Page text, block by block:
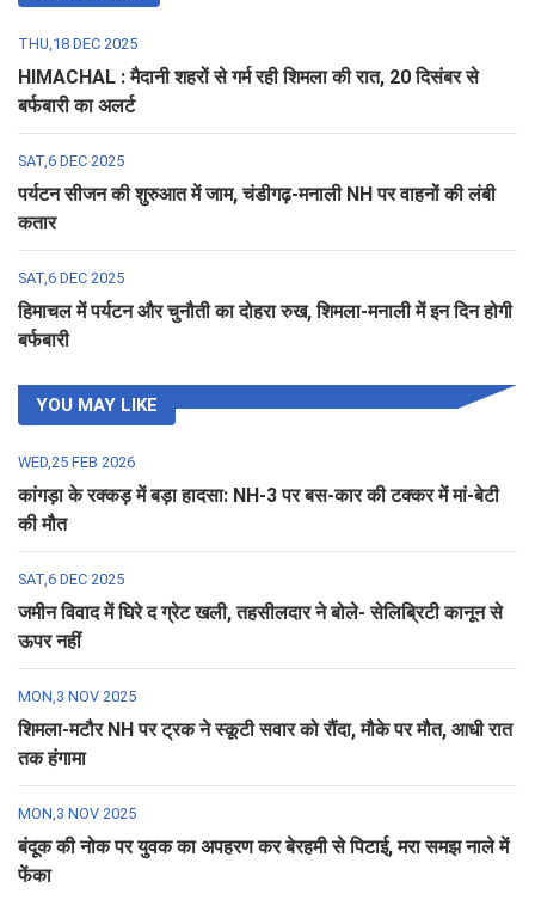
THU,18 DEC 2025
HIMACHAL : मैदानी शहरों से गर्म रही शिमला की रात, 20 दिसंबर से
बर्फबारी का अलर्ट
SAT,6 DEC 2025
पर्यटन सीजन की शुरुआत में जाम, चंडीगढ़-मनाली NH पर वाहनों की लंबी
कतार
SAT,6 DEC 2025
हिमाचल में पर्यटन और चुनौती का दोहरा रुख, शिमला-मनाली में इन दिन होगी
बर्फबारी
YOU MAY LIKE
WED,25 FEB 2026
कांगड़ा के रक्कड़ में बड़ा हादसा: NH-3 पर बस-कार की टक्कर में मां-बेटी
की मौत
SAT,6 DEC 2025
जमीन विवाद में घिरे द ग्रेट खली, तहसीलदार ने बोले- सेलिब्रिटी कानून से
ऊपर नहीं
MON,3 NOV 2025
शिमला-मटौर NH पर ट्रक ने स्कूटी सवार को रौंदा, मौके पर मौत, आधी रात
तक हंगामा
MON,3 NOV 2025
बंदूक की नोक पर युवक का अपहरण कर बेरहमी से पिटाई, मरा समझ नाले में
फेंका